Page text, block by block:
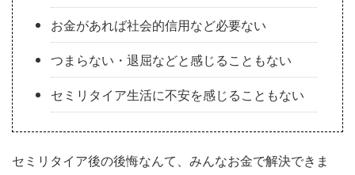
お金があれば社会的信用など必要ない
つまらない・退屈などと感じることもない
セミリタイア生活に不安を感じることもない
セミリタイア後の後悔なんて、みんなお金で解決できま